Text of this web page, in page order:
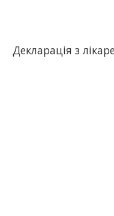
Декларація з